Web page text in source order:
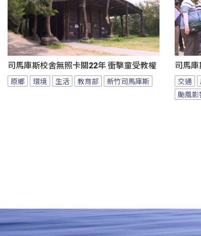
司馬庫斯校舍無照卡關22年 衝擊童受教權
原鄉 環境 生活 教育部 新竹司馬庫斯
司馬
交通
颱風影